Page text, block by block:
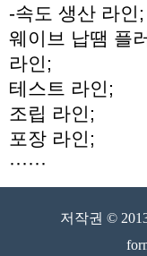
-속도 생산 라인;
웨이브 납땜 플
라인;
테스트 라인;
조립 라인;
포장 라인;
······
저작권 ©